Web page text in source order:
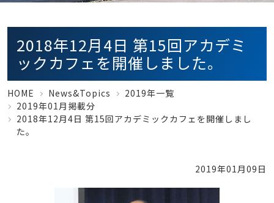
2018年12月4日 第15回アカデミ
ックカフェを開催しました。
HOME News&Topics
2019年一覧
2019年01月掲載分
2018年12月4日 第15回アカデミックカフェを開催しまし
た。
2019年01月09日